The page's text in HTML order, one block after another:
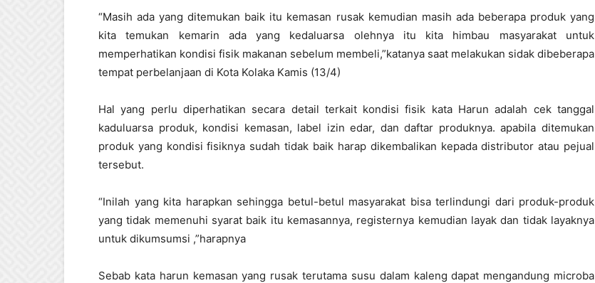
“Masih ada yang ditemukan baik itu kemasan rusak kemudian masih ada beberapa produk yang
kita temukan kemarin ada yang kedaluarsa olehnya itu kita himbau masyarakat untuk
memperhatikan kondisi fisik makanan sebelum membeli,”katanya saat melakukan sidak dibeberapa
tempat perbelanjaan di Kota Kolaka Kamis (13/4)
Hal yang perlu diperhatikan secara detail terkait kondisi fisik kata Harun adalah cek tanggal
kaduluarsa produk, kondisi kemasan, label izin edar, dan daftar produknya. apabila ditemukan
produk yang kondisi fisiknya sudah tidak baik harap dikembalikan kepada distributor atau pejual
tersebut.
“Inilah yang kita harapkan sehingga betul-betul masyarakat bisa terlindungi dari produk-produk
yang tidak memenuhi syarat baik itu kemasannya, registernya kemudian layak dan tidak layaknya
untuk dikumsumsi ,”harapnya
Sebab kata harun kemasan yang rusak terutama susu dalam kaleng dapat mengandung microba